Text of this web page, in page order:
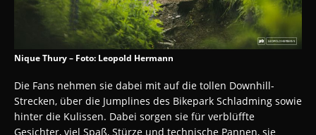
Nique Thury – Foto: Leopold Hermann
Die Fans nehmen sie dabei mit auf die tollen Downhill-
Strecken, über die Jumplines des Bikepark Schladming sowie
hinter die Kulissen. Dabei sorgen sie für verblüffte
Gesichter, viel Spaß, Stürze und technische Pannen, sie